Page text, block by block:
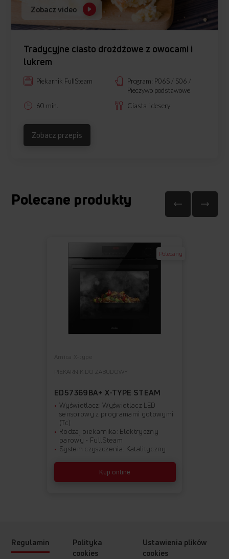
Zobacz video
Tradycyjne ciasto drożdżowe z owocami i
lukrem
Piekarnik FullSteam
Program: P06S / S06 /
Pieczywo podstawowe
60 min.
Ciasta i desery
Zobacz przepis
Polecane produkty
Polecany
Amica X-type
PIEKARNIK DO ZABUDOWY
ED57369BA+ X-TYPE STEAM
Wyświetlacz: Wyświetlacz LED
sensorowy z programami gotowymi
(Tc)
Rodzaj piekarnika: Elektryczny
parowy - FullSteam
System czyszczenia: Katalityczny
Kup online
Regulamin
Polityka
cookies
Ustawienia plików
cookies